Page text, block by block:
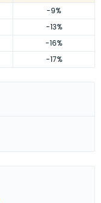
-9%
-13%
-16%
-17%